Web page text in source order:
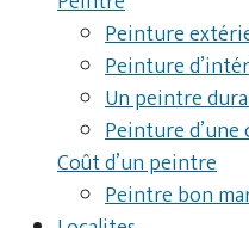
Peinture
Peinture
Un peintre
Peinture d’une
Coût d’un peintre
Peintre bon